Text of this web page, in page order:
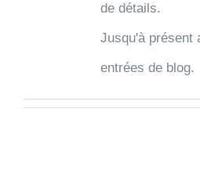
de détails.
Jusqu'à présent
entrées de blog.